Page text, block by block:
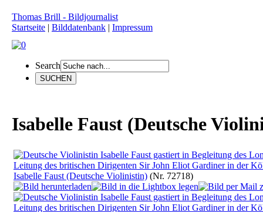
Thomas Brill - Bildjournalist
Startseite | Bilddatenbank | Impressum
Search
Isabelle Faust (Deutsche
Isabelle Faust (Deutsche Violinistin) (Nr. 72718)